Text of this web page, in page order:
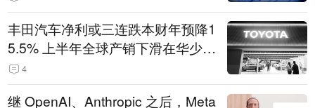
丰田汽车净利或三连跌本财年预降1
5.5% 上半年全球产销下滑在华少卖
14.3万辆
4
继 OpenAI、Anthropic 之后，Meta